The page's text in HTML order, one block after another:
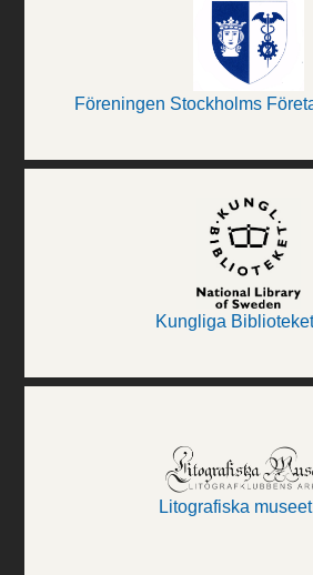
Föreningen Stockholms
Kungliga Biblioteket
Litografiska museet